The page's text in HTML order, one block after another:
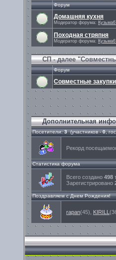
Форум
Домашняя кухня
Модератор форума:
Походная стряпня
Модератор форума:
СП - далее
Форум
Совместные закупки
Дополнительная
Посетители:3(участников -0,
Рекорд
Статистика форума
Всего создано 498
Зарегистрировано
Поздравляем с Днем Рождения!
rapan(45) KIRILL